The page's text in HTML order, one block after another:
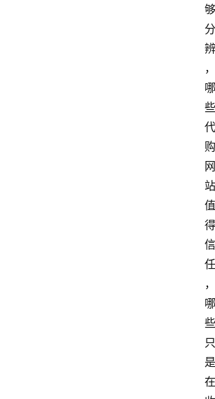
够
分
辨
，
哪
些
代
购
网
站
值
得
信
任
，
哪
些
只
是
在